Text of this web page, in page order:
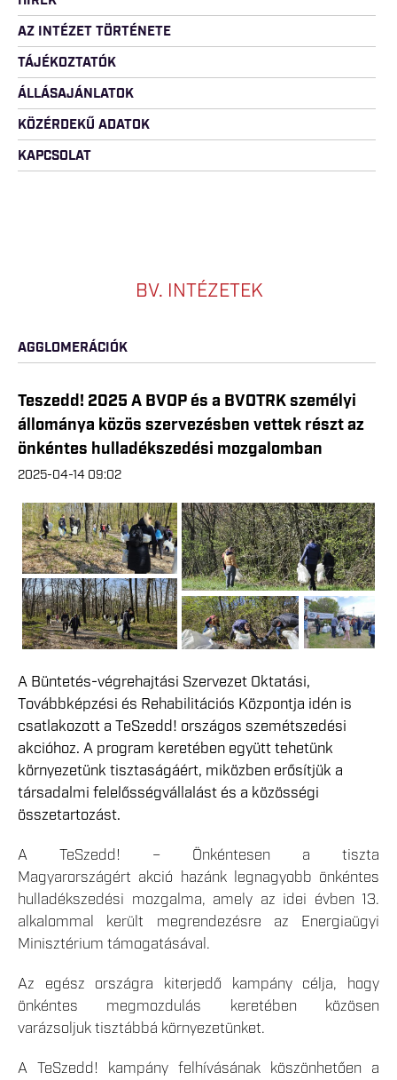
AZ INTÉZET TÖRTÉNETE
TÁJÉKOZTATÓK
ÁLLÁSAJÁNLATOK
KÖZÉRDEKŰ ADATOK
KAPCSOLAT
BV. INTÉZETEK
AGGLOMERÁCIÓK
Teszedd! 2025 A BVOP és a BVOTRK személyi
állománya közös szervezésben vettek részt az
önkéntes hulladékszedési mozgalomban
2025-04-14 09:02
A Büntetés-végrehajtási Szervezet Oktatási,
Továbbképzési és Rehabilitációs Központja idén is
csatlakozott a TeSzedd! országos szemétszedési
akcióhoz. A program keretében együtt tehetünk
környezetünk tisztaságáért, miközben erősítjük a
társadalmi felelősségvállalást és a közösségi
összetartozást.
A TeSzedd! – Önkéntesen a tiszta
Magyarországért akció hazánk legnagyobb önkéntes
hulladékszedési mozgalma, amely az idei évben 13.
alkalommal került megrendezésre az Energiaügyi
Minisztérium támogatásával.
Az egész országra kiterjedő kampány célja, hogy
önkéntes megmozdulás keretében közösen
varázsoljuk tisztábbá környezetünket.
A TeSzedd! kampány felhívásának köszönhetően a